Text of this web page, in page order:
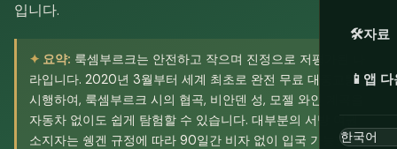
🛠️자료
📱 앱
입니다.
요약: 룩셈부르크는 안전하고 작으며 진정으로 저평가된 나
라입니다. 2020년 3월부터 세계 최초로 완전 무료 대중교통을
시행하여, 룩셈부르크 시의 협곡, 비안덴 성, 모젤 와인 계곡을
자동차 없이도 쉽게 탐험할 수 있습니다. 대부분의 서방 여권
소지자는 쉥겐 규정에 따라 90일간 비자 없이 입국 가능합니